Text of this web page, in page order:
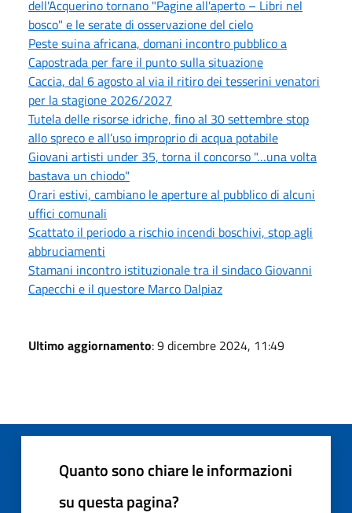
dell'Acquerino tornano "Pagine all'aperto – Libri nel
bosco" e le serate di osservazione del cielo
Peste suina africana, domani incontro pubblico a
Capostrada per fare il punto sulla situazione
Caccia, dal 6 agosto al via il ritiro dei tesserini venatori
per la stagione 2026/2027
Tutela delle risorse idriche, fino al 30 settembre stop
allo spreco e all’uso improprio di acqua potabile
Giovani artisti under 35, torna il concorso "…una volta
bastava un chiodo"
Orari estivi, cambiano le aperture al pubblico di alcuni
uffici comunali
Scattato il periodo a rischio incendi boschivi, stop agli
abbruciamenti
Stamani incontro istituzionale tra il sindaco Giovanni
Capecchi e il questore Marco Dalpiaz
Ultimo aggiornamento: 9 dicembre 2024, 11:49
Quanto sono chiare le informazioni
su questa pagina?